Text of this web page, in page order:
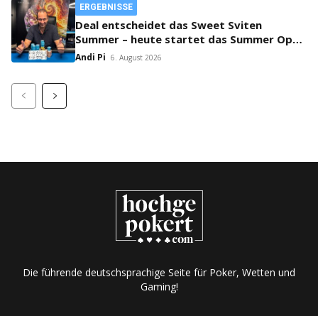
ERGEBNISSE
Deal entscheidet das Sweet Sviten
Summer – heute startet das Summer Open
Bounty!
Andi Pi 6. August 2026
Die führende deutschsprachige Seite für Poker, Wetten und
Gaming!